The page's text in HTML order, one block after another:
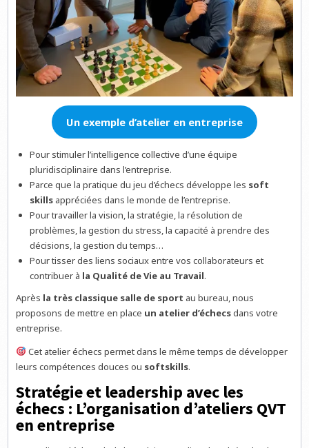
Un exemple d’atelier en entreprise
Pour stimuler l’intelligence collective d’une équipe
pluridisciplinaire dans l’entreprise.
Parce que la pratique du jeu d’échecs développe les soft
skills appréciées dans le monde de l’entreprise.
Pour travailler la vision, la stratégie, la résolution de
problèmes, la gestion du stress, la capacité à prendre des
décisions, la gestion du temps…
Pour tisser des liens sociaux entre vos collaborateurs et
contribuer à la Qualité de Vie au Travail.
Après la très classique salle de sport au bureau, nous
proposons de mettre en place un atelier d’échecsdans votre
entreprise.
Cet atelier échecs permet dans le même temps de développer
leurs compétences douces ou softskills.
Stratégie et leadership avec les
échecs : L’organisation d’ateliers QVT
en entreprise